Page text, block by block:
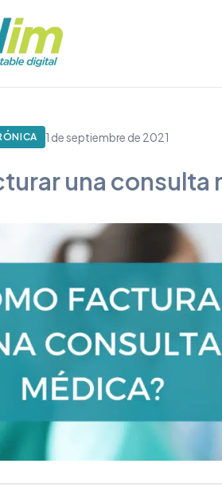
1 de septiembre de 2021
una consulta